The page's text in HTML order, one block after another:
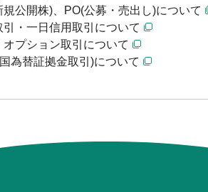
規公開株)、PO(公募・売出し)について
引・一日信用取引について
オプション取引について
為替証拠金取引)について